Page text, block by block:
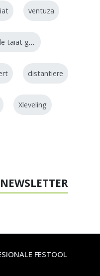
ventuza
masina de taiat gresie
distantiere
Xleveling
FESTOOL